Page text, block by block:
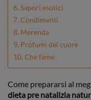
Sapori esotici
Condimenti
Merenda
Profumi del cuore
Che fame
Come prepararsi al
dieta pre natalizia